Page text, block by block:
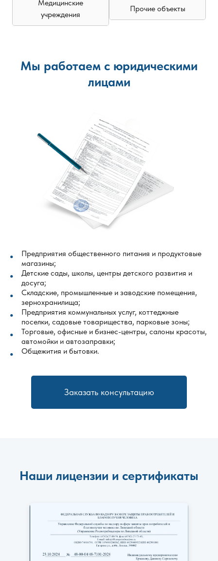
Медицинские
учреждения
Прочие объекты
Мы работаем с юридическими
лицами
Предприятия общественного питания и продуктовые
магазины;
Детские сады, школы, центры детского развития и
досуга;
Складские, промышленные и заводские помещения,
зернохранилища;
Предприятия коммунальных услуг, коттеджные
поселки, садовые товарищества, парковые зоны;
Торговые, офисные и бизнес-центры, салоны красоты,
автомойки и автозаправки;
Общежития и бытовки.
Заказать консультацию
Наши лицензии и сертификаты